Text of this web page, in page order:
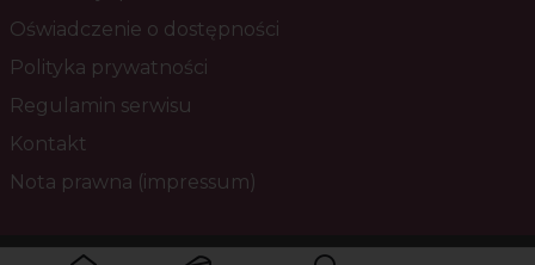
Oświadczenie o dostępności
Polityka prywatności
Regulamin serwisu
Kontakt
Nota prawna (impressum)